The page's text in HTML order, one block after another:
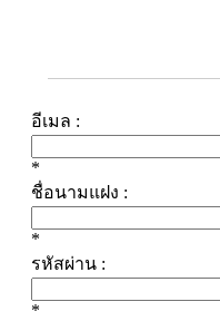
อีเมล :
*
ชื่อนามแฝง :
*
รหัสผ่าน :
*